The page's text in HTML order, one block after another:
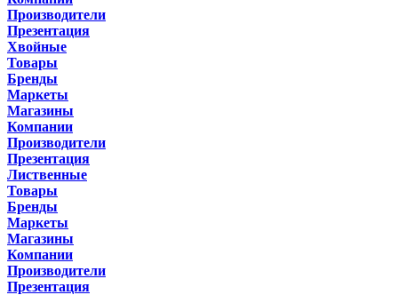
Производители
Презентация
Хвойные
Товары
Бренды
Маркеты
Магазины
Компании
Производители
Презентация
Лиственные
Товары
Бренды
Маркеты
Магазины
Компании
Производители
Презентация